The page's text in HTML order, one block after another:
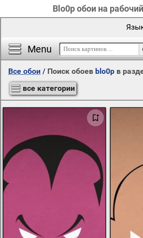
Blo0p обои на
Menu
Все обои / Поиск обоев blo0p в
все категории